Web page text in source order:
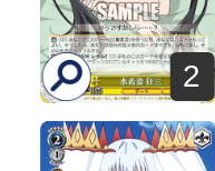
2